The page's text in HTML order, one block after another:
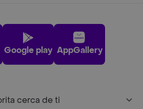
Google play AppGallery
cerca de ti